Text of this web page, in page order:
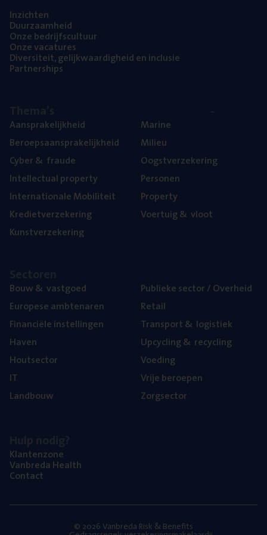
Inzich­ten
Duur­zaam­heid
Onze bedrijfs­cul­tuur
Onze vaca­tu­res
Diver­si­teit, gelijk­waar­dig­heid en inclusie
Part­ner­ships
Aan­spra­ke­lijk­heid
Beroeps­aan­spra­ke­lijk­heid
Cyber& fraude
Intel­lec­tu­al property
Inter­na­ti­o­na­le Mobiliteit
Kre­diet­ver­ze­ke­ring
Kunst­ver­ze­ke­ring
Mari­ne
Mili­eu
Oogst­ver­ze­ke­ring
Per­so­nen
Pro­per­ty
Voer­tuig& vloot
Bouw& vastgoed
Euro­pe­se ambtenaren
Finan­ci­ë­le instellingen
Haven
Hout­sec­tor
IT
Land­bouw
Publie­ke sec­tor / Overheid
Retail
Trans­port& logistiek
Upcy­cling& recycling
Voe­ding
Vrije beroe­pen
Zorg­sec­tor
Klan­ten­zo­ne
Van­b­re­da Health
Con­tact
© 2026 Vanbreda Risk & Benefits